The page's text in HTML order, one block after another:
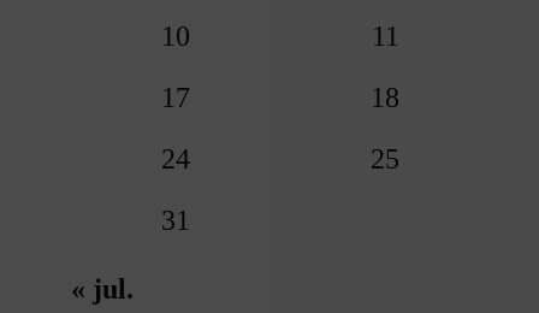
10
11
17
18
24
25
31
« jul.